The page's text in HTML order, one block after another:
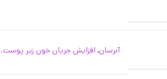
آبرسان, افزایش جریان خون زیر پوست.